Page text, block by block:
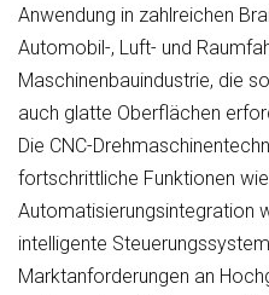
Anwendung in zahlreichen
Automobil-, Luft- und
Maschinenbauindustrie, die
auch glatte Oberflächen
Die CNC-
fortschrittliche Funktionen
Automatisierungsintegration
intelligente
Marktanforderungen an